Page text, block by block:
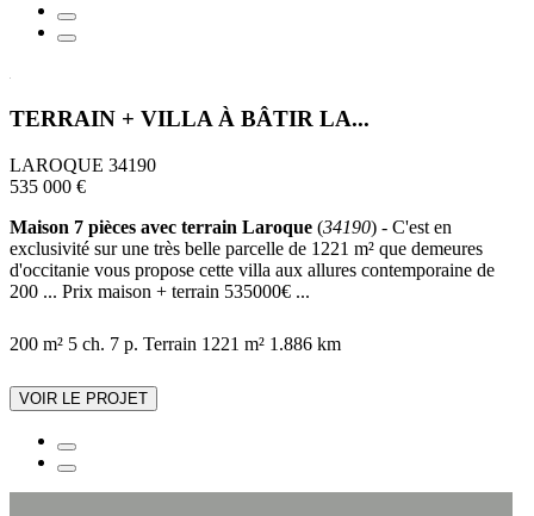
TERRAIN + VILLA À BÂTIR LA...
LAROQUE 34190
535 000 €
Maison 7 pièces avec terrain Laroque (34190) - C'est en
exclusivité sur une très belle parcelle de 1221 m² que demeures
d'occitanie vous propose cette villa aux allures contemporaine de
200 ... Prix maison + terrain 535000€ ...
200 m² 5 ch. 7 p. Terrain 1221 m² 1.886 km
VOIR LE PROJET